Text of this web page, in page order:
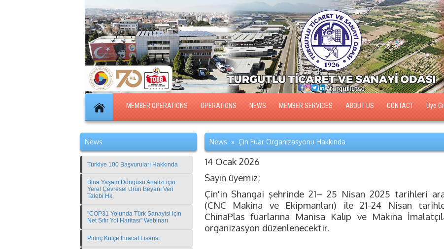
MEMBER OPERATIONS OPERATIONS NEWS MEMBER SERVICES ABOUT US CONTACT Üye
News
Türkiye 100 Başvuruları Hakkında
Bina Yaşam Döngüsü Analizi için
Yerel Çevresel Ürün Beyanı Veri
Talebi Hk.
"COP31 Yolunda Türk Sanayisi için
Net Sıfır Yol Haritası" Webinarı
Pirinç Külçe İhracat Lisansı
News » Çin Fuar Organizasyonu Hakkında
14 Ocak 2026
Sayın üyemiz;
Çin'in Shangai şehrinde 21– 25 Nisan 2025 tarihleri
(CNC Makina ve Ekipmanları) ile 21-24 Nisan
ChinaPlas fuarlarına Manisa Kalıp ve Makina
organizasyon düzenlenecektir.